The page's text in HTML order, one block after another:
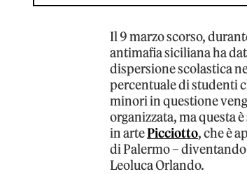
Il 9 marzo scorso,
antimafia siciliana ha
dispersione scolastica
percentuale di studenti
minori in questione
organizzata, ma questa
in artePicciotto, che è
di Palermo – diventando
Leoluca Orlando.